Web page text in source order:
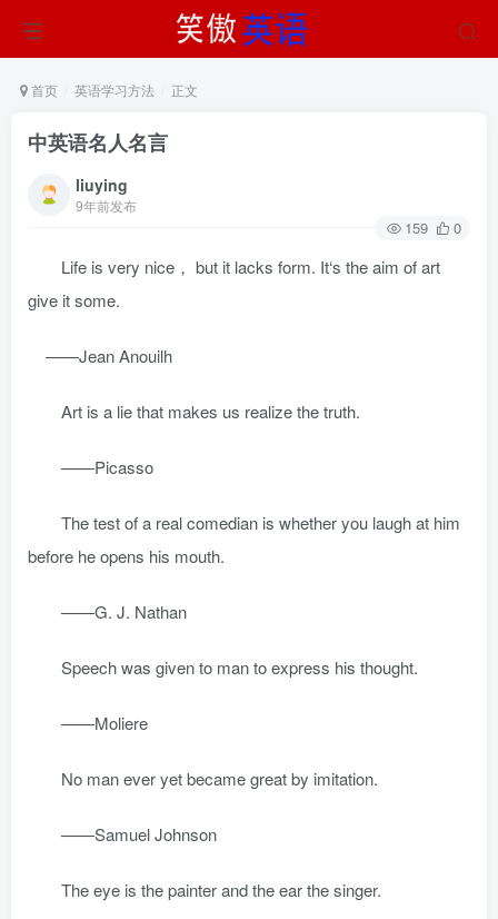
首页 英语学习方法 正文
中英语名人名言
liuying
9年前发布
159 0
Life is very nice， but it lacks form. It‘s the aim of art
give it some.
——Jean Anouilh
Art is a lie that makes us realize the truth.
——Picasso
The test of a real comedian is whether you laugh at him
before he opens his mouth.
——G. J. Nathan
Speech was given to man to express his thought.
——Moliere
No man ever yet became great by imitation.
——Samuel Johnson
The eye is the painter and the ear the singer.